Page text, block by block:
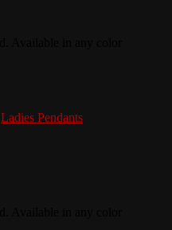
Ladies Pendants